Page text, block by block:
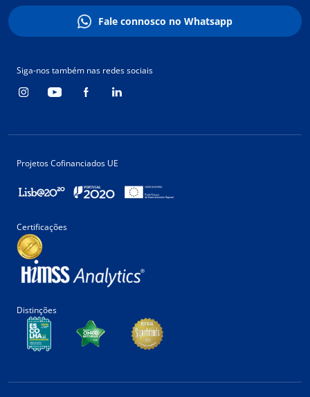
Fale connosco no Whatsapp
Siga-nos também nas redes sociais
Projetos Cofinanciados UE
Certificações
Distinções